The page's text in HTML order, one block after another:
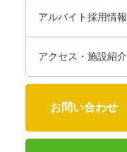
アルバイト採用情報
アクセス・施設紹介
お問い合わせ